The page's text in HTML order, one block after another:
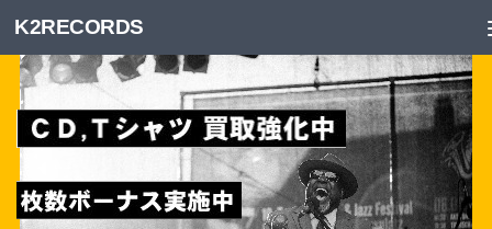
Skip to content
K2RECORDS